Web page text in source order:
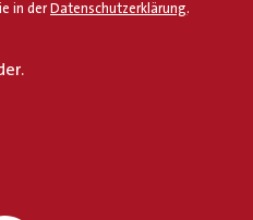
in der Datenschutzerklärung.